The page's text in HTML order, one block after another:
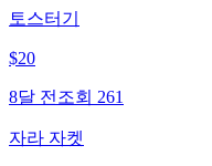
토스터기
$20
8달 전 조회 261
자라 자켓